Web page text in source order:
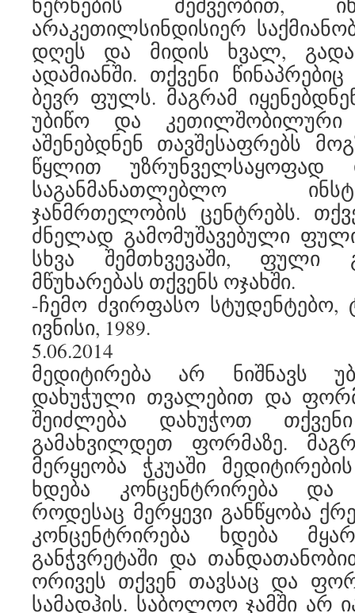
არაკეთილსინდისიერ
დღეს და მიდის ხვალ,
ადამიანში. თქვენი წინაპრებიც
ბევრ ფულს. მაგრამ
უბიწო და კეთილშობილური
აშენებდნენ თავშესაფრებს
წყლით უზრუნველსაყოფად
საგანმანათლებლო
ჯანმრთელობის ცენტრებს.
ძნელად გამომუშავებული ფული
სხვა შემთხვევაში, ფული
მწუხარებას თქვენს ოჯახში.
-ჩემო ძვირფასო სტუდენტებო,
ივნისი, 1989.
5.06.2014
მედიტირება არ ნიშნავს
დახუჭული თვალებით და
შეიძლება დახუჭოთ
გამახვილდეთ ფორმაზე.
მერყეობა ჭკუაში
ხდება კონცენტრირება და
როდესაც მერყევი განწყობა
კონცენტრირება ხდება
განჭვრეტაში და
ორივეს თქვენ თავსაც და
სამადჰის. საბოლოო ჯამში არ